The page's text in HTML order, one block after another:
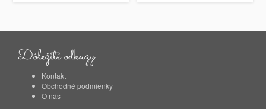
Dôležité odkazy
Kontakt
Obchodné podmienky
O nás